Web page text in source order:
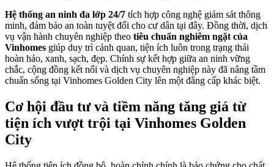
Hệ thống an ninh đa lớp 24/7 tích hợp công nghệ giám sát thông
minh, đảm bảo an toàn tuyệt đối cho cư dân tại đây. Đồng thời, dịch
vụ vận hành chuyên nghiệp theo tiêu chuẩn nghiêm ngặt của
Vinhomes giúp duy trì cảnh quan, tiện ích luôn trong trạng thái
hoàn hảo, xanh, sạch, đẹp. Chính sự kết hợp giữa an ninh vững
chắc, cộng đồng kết nối và dịch vụ chuyên nghiệp này đã nâng tầm
chuẩn sống tại Vinhomes Golden City lên một đẳng cấp khác biệt.
Cơ hội đầu tư và tiềm năng tăng giá từ
tiện ích vượt trội tại Vinhomes Golden
City